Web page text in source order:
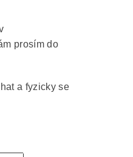
prosím do
a fyzicky se